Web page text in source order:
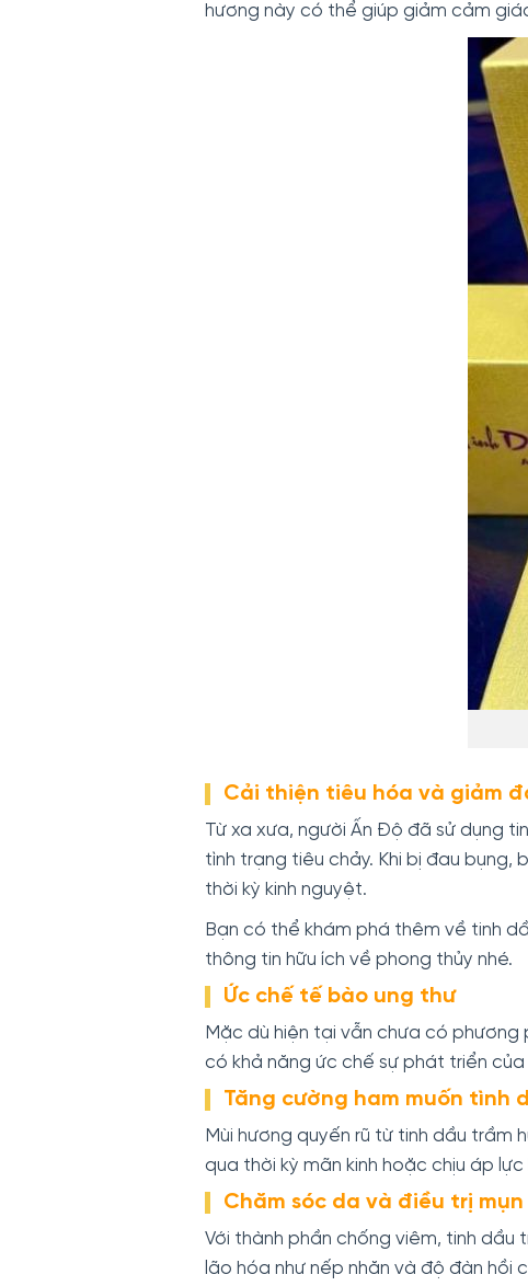
hương này có thể giúp giảm cảm
Cải thiện tiêu hóa và giảm
Từ xa xưa, người Ấn Độ đã sử dụng
tình trạng tiêu chảy. Khi bị đau
thời kỳ kinh nguyệt.
Bạn có thể khám phá thêm về tinh
thông tin hữu ích về phong thủy nhé.
Ức chế tế bào ung thư
Mặc dù hiện tại vẫn chưa có
có khả năng ức chế sự phát triển
Tăng cường ham muốn tình
Mùi hương quyến rũ từ tinh dầu trầm
qua thời kỳ mãn kinh hoặc chịu áp
Chăm sóc da và điều trị mụn
Với thành phần chống viêm, tinh
lão hóa như nếp nhăn và độ đàn hồi